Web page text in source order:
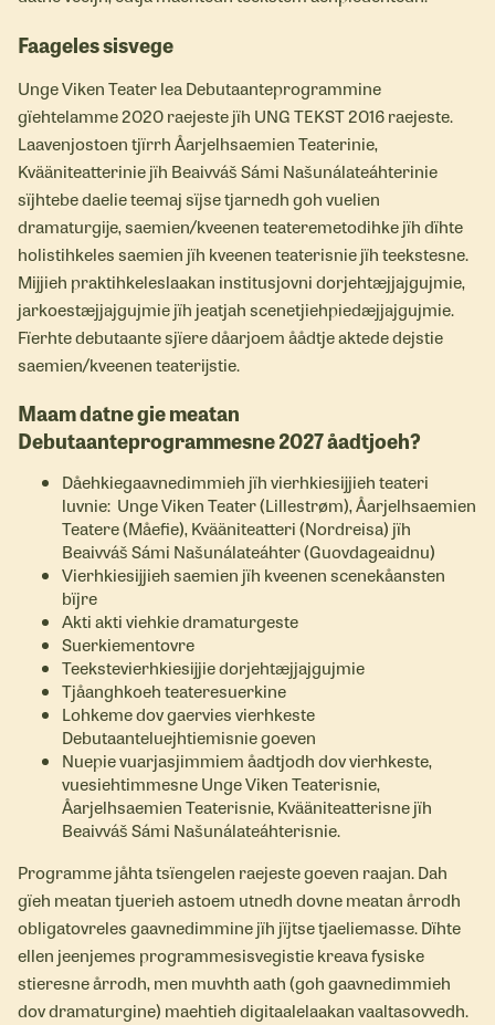
Faageles sisvege
Unge Viken Teater lea Debutaanteprogrammine
gïehtelamme 2020 raejeste jïh UNG TEKST 2016 raejeste.
Laavenjostoen tjïrrh Åarjelhsaemien Teaterinie,
Kvääniteatterinie jïh Beaivváš Sámi Našunálateáhterinie
sïjhtebe daelie teemaj sïjse tjarnedh goh vuelien
dramaturgije, saemien/kveenen teateremetodihke jïh dïhte
holistihkeles saemien jïh kveenen teaterisnie jïh teekstesne.
Mijjieh praktihkeleslaakan institusjovni dorjehtæjjajgujmie,
jarkoestæjjajgujmie jïh jeatjah scenetjiehpiedæjjajgujmie.
Fïerhte debutaante sjïere dåarjoem åådtje aktede dejstie
saemien/kveenen teaterijstie.
Maam datne gie meatan
Debutaanteprogrammesne 2027 åadtjoeh?
Dåehkiegaavnedimmieh jïh vierhkiesijjieh teateri
luvnie: Unge Viken Teater (Lillestrøm), Åarjelhsaemien
Teatere (Måefie), Kvääniteatteri (Nordreisa) jïh
Beaivváš Sámi Našunálateáhter (Guovdageaidnu)
Vierhkiesijjieh saemien jïh kveenen scenekåansten
bïjre
Akti akti viehkie dramaturgeste
Suerkiementovre
Teekstevierhkiesijjie dorjehtæjjajgujmie
Tjåanghkoeh teateresuerkine
Lohkeme dov gaervies vierhkeste
Debutaanteluejhtiemisnie goeven
Nuepie vuarjasjimmiem åadtjodh dov vierhkeste,
vuesiehtimmesne Unge Viken Teaterisnie,
Åarjelhsaemien Teaterisnie, Kvääniteatterisne jïh
Beaivváš Sámi Našunálateáhterisnie.
Programme jåhta tsïengelen raejeste goeven raajan. Dah
gïeh meatan tjuerieh astoem utnedh dovne meatan årrodh
obligatovreles gaavnedimmine jïh jïjtse tjaeliemasse. Dïhte
ellen jeenjemes programmesisvegistie kreava fysiske
stieresne årrodh, men muvhth aath (goh gaavnedimmieh
dov dramaturgine) maehtieh digitaalelaakan vaaltasovvedh.